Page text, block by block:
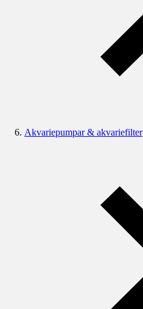
Akvariepumpar & akvariefilter